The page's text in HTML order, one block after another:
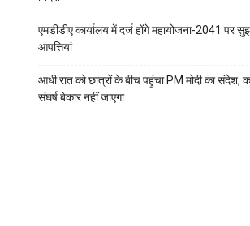
एमडीडीए कार्यालय में दर्ज होंगे महायोजना-2041 पर
आपत्तियां
आधी रात को छात्रों के बीच पहुंचा PM मोदी का संदेश,
संघर्ष बेकार नहीं जाएगा